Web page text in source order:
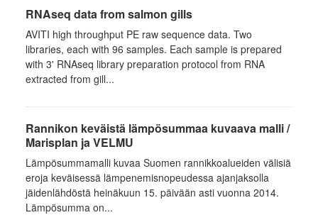
RNAseq data from salmon gills
AVITI high throughput PE raw sequence data. Two
libraries, each with 96 samples. Each sample is prepared
with 3' RNAseq library preparation protocol from RNA
extracted from gill...
Rannikon keväistä lämpösummaa kuvaava malli /
Marisplan ja VELMU
Lämpösummamalli kuvaa Suomen rannikkoalueiden välisiä
eroja keväisessä lämpenemisnopeudessa ajanjaksolla
jäidenlähdöstä heinäkuun 15. päivään asti vuonna 2014.
Lämpösumma on...